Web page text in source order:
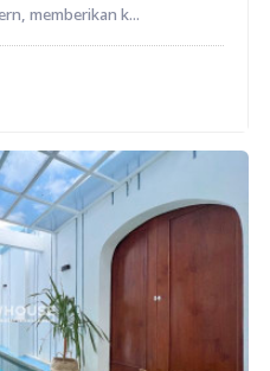
memberikan k...